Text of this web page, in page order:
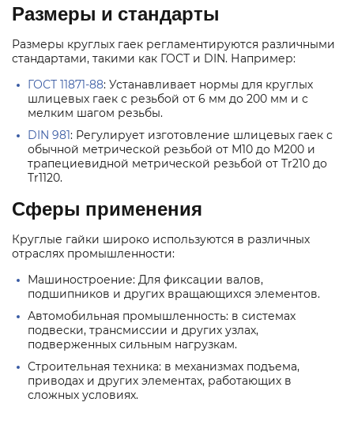
Размеры и стандарты
Размеры круглых гаек регламентируются различными
стандартами, такими как ГОСТ и DIN. Например:
ГОСТ 11871-88: Устанавливает нормы для круглых
шлицевых гаек с резьбой от 6 мм до 200 мм и с
мелким шагом резьбы.
DIN 981: Регулирует изготовление шлицевых гаек с
обычной метрической резьбой от М10 до М200 и
трапециевидной метрической резьбой от Tr210 до
Tr1120.
Сферы применения
Круглые гайки широко используются в различных
отраслях промышленности:
Машиностроение: Для фиксации валов,
подшипников и других вращающихся элементов.
Автомобильная промышленность: в системах
подвески, трансмиссии и других узлах,
подверженных сильным нагрузкам.
Строительная техника: в механизмах подъема,
приводах и других элементах, работающих в
сложных условиях.